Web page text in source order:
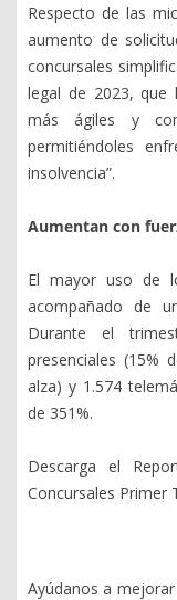
Respecto de las
aumento de
concursales
legal de 2023, que
más ágiles y
permitiéndoles
insolvencia”.
Aumentan con
El mayor uso de
acompañado de
Durante el
presenciales (15%
alza) y 1.574
de 351%.
Descarga el
Concursales Primer
Ayúdanos a